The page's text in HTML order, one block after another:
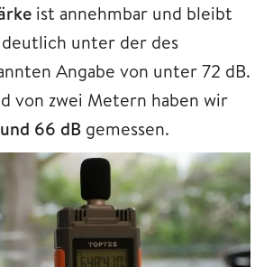
ist annehmbar und bleibt
deutlich unter der des
Angabe von unter 72 dB.
von zwei Metern haben wir
66 dB gemessen.